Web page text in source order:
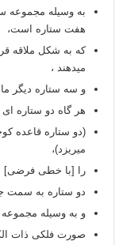
به وسیله‌ مجموعه
هفت ستاره‌ است،
که به شکل ملاقه
میدهند ،
و سه ستاره‌ دیگر
هر گاه دو ستاره‌ ای
(دو ستاره‌ قاعده‌
میریزد)،
را [با خطی فرضی] به هم وصل
دو ستاره به سمت
و به وسیله‌
صورت فلکی ذات‌ الکرسی